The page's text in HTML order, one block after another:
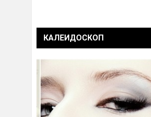
КАЛЕИДОСКОП